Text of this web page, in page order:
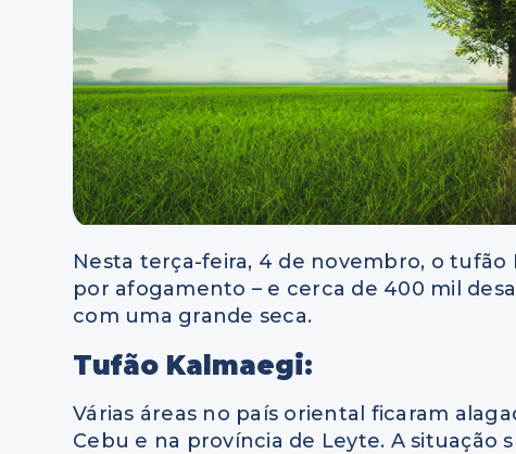
Nesta terça-feira, 4 de novembro, o
por afogamento – e cerca de 400 mil
com uma grande seca.
Tufão Kalmaegi:
Várias áreas no país oriental ficaram
Cebu e na província de Leyte. A situação